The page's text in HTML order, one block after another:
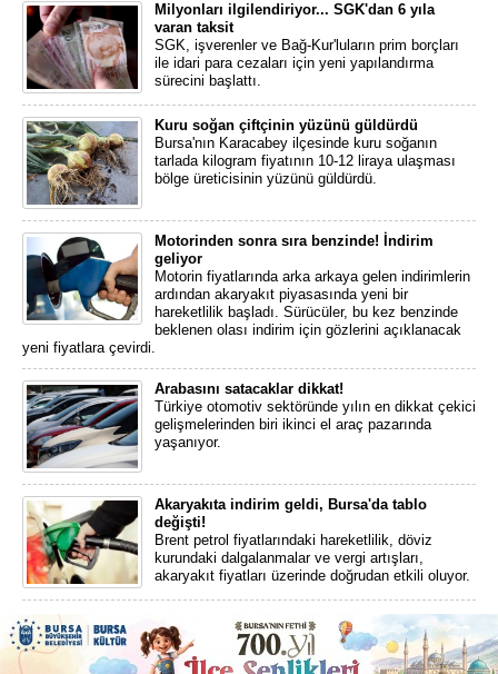
Milyonları ilgilendiriyor... SGK'dan 6 yıla
varan taksit
SGK, işverenler ve Bağ-Kur'luların prim borçları
ile idari para cezaları için yeni yapılandırma
sürecini başlattı.
Kuru soğan çiftçinin yüzünü güldürdü
Bursa'nın Karacabey ilçesinde kuru soğanın
tarlada kilogram fiyatının 10-12 liraya ulaşması
bölge üreticisinin yüzünü güldürdü.
Motorinden sonra sıra benzinde! İndirim
geliyor
Motorin fiyatlarında arka arkaya gelen indirimlerin
ardından akaryakıt piyasasında yeni bir
hareketlilik başladı. Sürücüler, bu kez benzinde
beklenen olası indirim için gözlerini açıklanacak
yeni fiyatlara çevirdi.
Arabasını satacaklar dikkat!
Türkiye otomotiv sektöründe yılın en dikkat çekici
gelişmelerinden biri ikinci el araç pazarında
yaşanıyor.
Akaryakıta indirim geldi, Bursa'da tablo
değişti!
Brent petrol fiyatlarındaki hareketlilik, döviz
kurundaki dalgalanmalar ve vergi artışları,
akaryakıt fiyatları üzerinde doğrudan etkili oluyor.